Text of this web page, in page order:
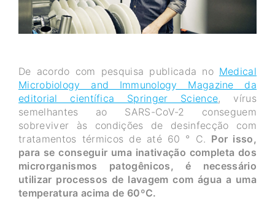
De acordo com pesquisa publicada no Medical
Microbiology and Immunology Magazine da
editorial científica Springer Science, vírus
semelhantes ao SARS-CoV-2 conseguem
sobreviver às condições de desinfecção com
tratamentos térmicos de até 60 ° C. Por isso,
para se conseguir uma inativação completa dos
microrganismos patogênicos, é necessário
utilizar processos de lavagem com água a uma
temperatura acima de 60ºC.